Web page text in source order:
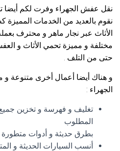
نقل عفش الجهراء وفرت لكم أيضا
نقوم بالعديد من الخدمات المميزة
الأثاث عبر نجار ماهر و محترف
مختلفة و مميزة تحمي الأثاث و
حتى من التلف .
و هناك أيضا أعمال أخرى متنوعة و
الجهراء :
تغليف و فهرسة و تخزين جميع
المطلوب
بطرق حديثة و أدوات
أنسب السيارات الحديثة و